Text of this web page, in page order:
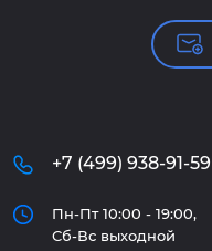
+7 (499) 938-91-59
Пн-Пт 10:00 - 19:00,
Сб-Вс выходной